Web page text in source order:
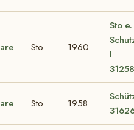
Sto 1960
Sto e.
I
Sto 1958